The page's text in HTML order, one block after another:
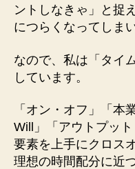
ントしなきゃ」と捉
につらくなってしま
なので、私は「タイ
しています。
「オン・オフ」「本
Will」「アウトプッ
要素を上手にクロス
理想の時間配分に近